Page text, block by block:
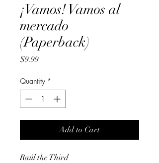
¡Vamos! Vamos al
mercado
(Paperback)
$9.99Price
Quantity *
Add to Cart
Raúl the Third